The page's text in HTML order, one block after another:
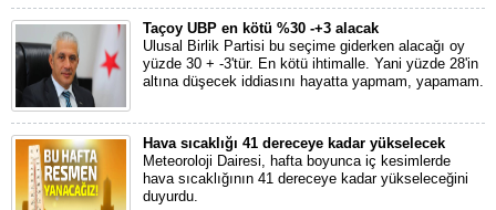
Taçoy UBP en kötü %30 -+3 alacak
Ulusal Birlik Partisi bu seçime giderken alacağı oy
yüzde 30 + -3'tür. En kötü ihtimalle. Yani yüzde 28'in
altına düşecek iddiasını hayatta yapmam, yapamam.
Hava sıcaklığı 41 dereceye kadar yükselecek
Meteoroloji Dairesi, hafta boyunca iç kesimlerde
hava sıcaklığının 41 dereceye kadar yükseleceğini
duyurdu.